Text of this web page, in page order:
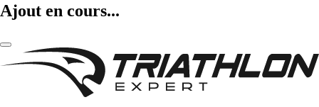
Ajout en cours...